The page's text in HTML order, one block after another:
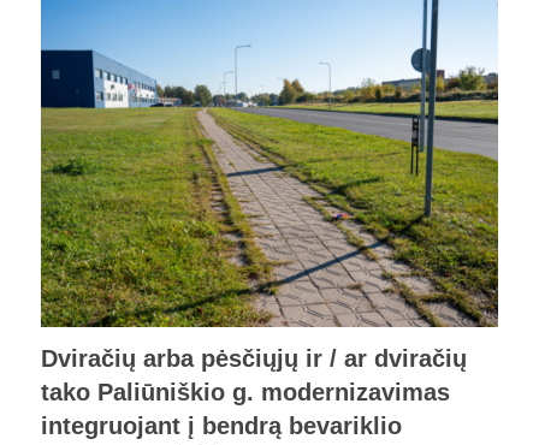
Dviračių arba pėsčiųjų ir / ar dviračių
tako Paliūniškio g. modernizavimas
integruojant į bendrą bevariklio